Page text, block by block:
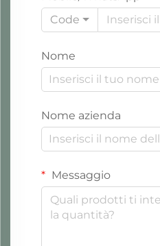
Code
Nome
Nome azienda
Messaggio